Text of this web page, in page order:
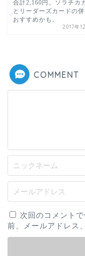
合計2,160円。ソラチカ
とリーダーズカードの
おすすめかも。
2017年
COMMENT
次回のコメント
前、メールアドレス